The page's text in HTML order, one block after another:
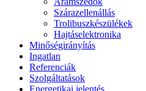
Szárazellenállás
Trolibuszkészülékek
Hajtáselektronika
Minőségirányítás
Ingatlan
Referenciák
Szolgáltatások
Energetikai jelentés